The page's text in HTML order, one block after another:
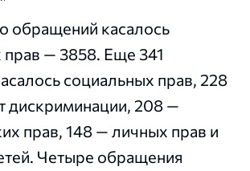
обращений касалось
прав — 3858. Еще 341
социальных прав, 228
дискриминации, 208 —
прав, 148 — личных прав и
Четыре обращения